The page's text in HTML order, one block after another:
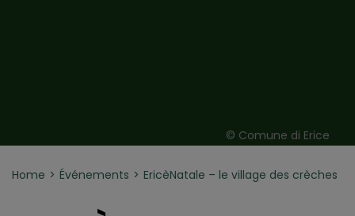
© Comune di Erice
Home Événements EricèNatale – le village des crèches